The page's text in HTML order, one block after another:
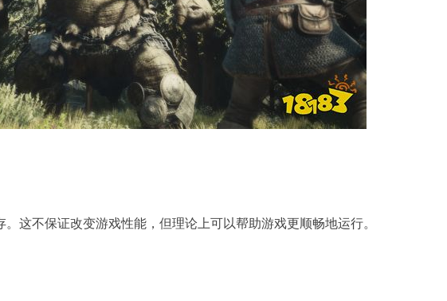
。这不保证改变游戏性能，但理论上可以帮助游戏更顺畅地运行。